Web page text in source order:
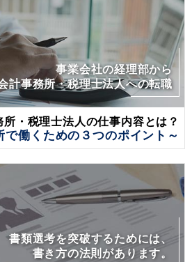
事業会社の経理部から
計事務所・税理士法人への転職
所・税理士法人の仕事内容とは？
で働くための３つのポイント～
書類選考を突破するためには、
書き方の法則があります。